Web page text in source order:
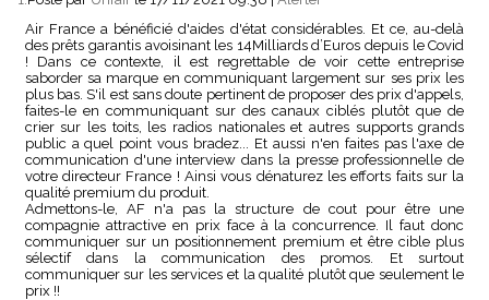
Air France a bénéficié d'aides d'état considérables. Et ce, au-delà
des prêts garantis avoisinant les 14Milliards d’Euros depuis le Covid
! Dans ce contexte, il est regrettable de voir cette entreprise
saborder sa marque en communiquant largement sur ses prix les
plus bas. S'il est sans doute pertinent de proposer des prix d'appels,
faites-le en communiquant sur des canaux ciblés plutôt que de
crier sur les toits, les radios nationales et autres supports grands
public a quel point vous bradez... Et aussi n'en faites pas l'axe de
communication d'une interview dans la presse professionnelle de
votre directeur France ! Ainsi vous dénaturez les efforts faits sur la
qualité premium du produit.
Admettons-le, AF n'a pas la structure de cout pour être une
compagnie attractive en prix face à la concurrence. Il faut donc
communiquer sur un positionnement premium et être cible plus
sélectif dans la communication des promos. Et surtout
communiquer sur les services et la qualité plutôt que seulement le
prix !!